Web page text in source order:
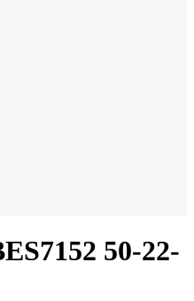
50-22-